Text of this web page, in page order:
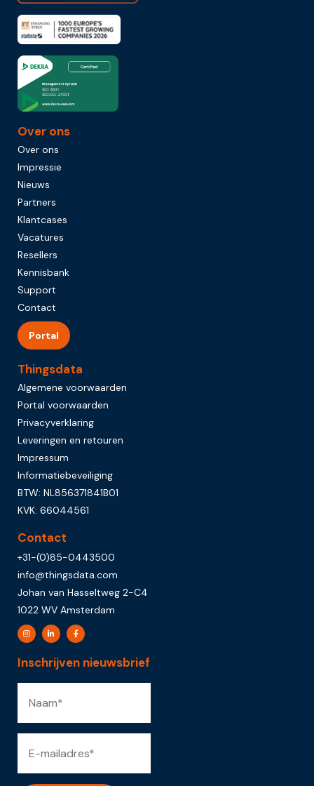
Over ons
Over ons
Impressie
Nieuws
Partners
Klantcases
Vacatures
Resellers
Kennisbank
Support
Contact
Portal
Thingsdata
Algemene voorwaarden
Portal voorwaarden
Privacyverklaring
Leveringen en retouren
Impressum
Informatiebeveiliging
BTW: NL856371841B01
KVK: 66044561
Contact
+31-(0)85-0443500
info@thingsdata.com
Johan van Hasseltweg 2-C4
1022 WV Amsterdam
Inschrijven nieuwsbrief